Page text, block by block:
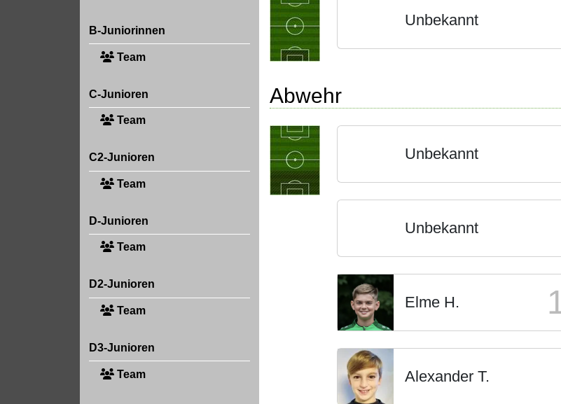
B-Juniorinnen
Team
C-Junioren
Team
C2-Junioren
Team
D-Junioren
Team
D2-Junioren
Team
D3-Junioren
Team
Unbekannt
Abwehr
Unbekannt
Unbekannt
Elme H.
Alexander T.